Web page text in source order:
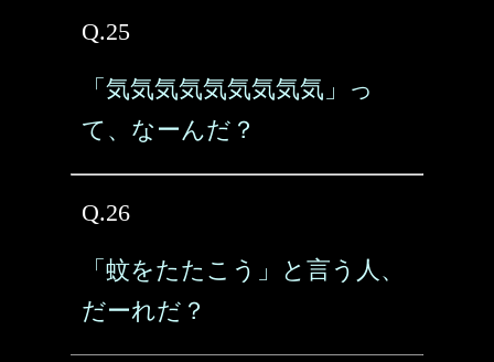
Q.25
「気気気気気気気気気」っ
て、なーんだ？
Q.26
「蚊をたたこう」と言う人、
だーれだ？